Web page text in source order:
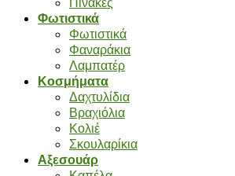
Φωτιστικά
Φωτιστικά
Φαναράκια
Λαμπατέρ
Κοσμήματα
Δαχτυλίδια
Βραχιόλια
Κολιέ
Σκουλαρίκια
Αξεσουάρ